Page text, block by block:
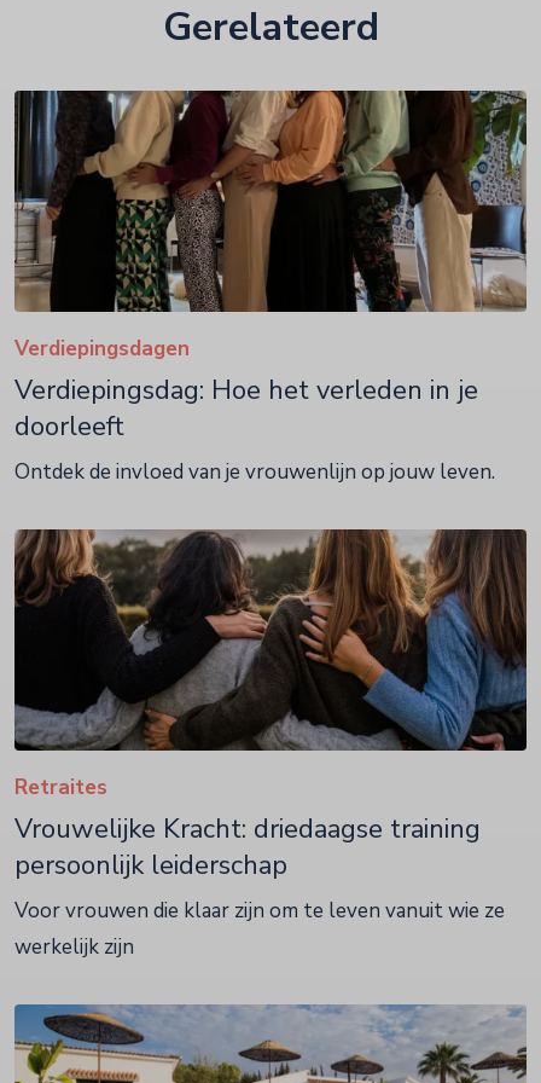
Gerelateerd
Verdiepingsdagen
Verdiepingsdag: Hoe het verleden in je
doorleeft
Ontdek de invloed van je vrouwenlijn op jouw leven.
Retraites
Vrouwelijke Kracht: driedaagse training
persoonlijk leiderschap
Voor vrouwen die klaar zijn om te leven vanuit wie ze
werkelijk zijn